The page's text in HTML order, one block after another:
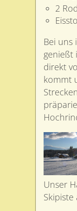
2
Bei uns
genießt
direkt
kommt
Unser